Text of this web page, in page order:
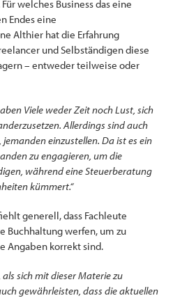
welches Business das eine
Endes eine
Althier hat die Erfahrung
und Selbständigen diese
– entweder teilweise oder
Viele weder Zeit noch Lust, sich
Allerdings sind auch
einzustellen. Da ist es ein
zu engagieren, um die
während eine Steuerberatung
kümmert.“
generell, dass Fachleute
Buchhaltung werfen, um zu
Angaben korrekt sind.
sich mit dieser Materie zu
gewährleisten, dass die aktuellen